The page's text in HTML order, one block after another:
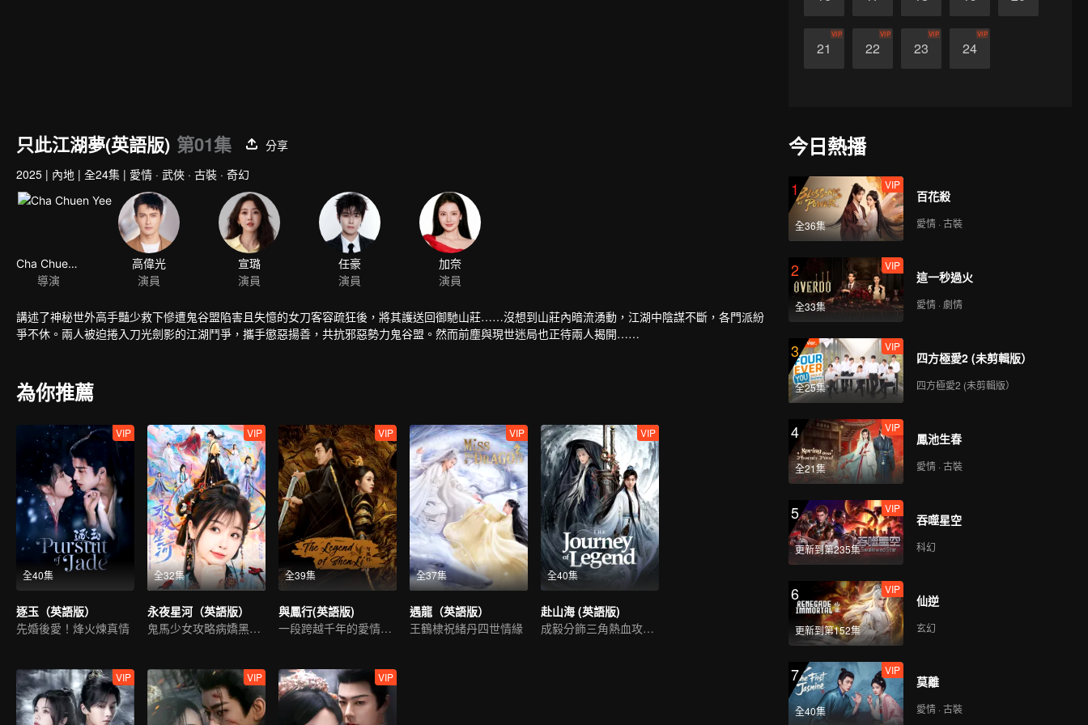
21
VIP
22
VIP
23
VIP
24
VIP
只此江湖夢(英語版) 第01集
分享
2025 | 內地 | 全24集 | 愛情 · 武俠 · 古裝 · 奇幻
Cha Chuen Yee
導演
高偉光
演員
宣璐
演員
任豪
演員
加奈
演員
講述了神秘世外高手豔少救下慘遭鬼谷盟陷害且失憶的女刀客容疏狂後，將其護送回御馳山莊……沒想到山莊內暗流湧動，江湖中陰謀不斷，各門派紛
爭不休。兩人被迫捲入刀光劍影的江湖鬥爭，攜手懲惡揚善，共抗邪惡勢力鬼谷盟。然而前塵與現世迷局也正待兩人揭開……
為你推薦
全40集
VIP
逐玉（英語版）
先婚後愛！烽火煉真情
全32集
VIP
永夜星河（英語版）
鬼馬少女攻略病嬌黑蓮花
全39集
VIP
與鳳行(英語版)
一段跨越千年的愛情故事
全37集
VIP
遇龍（英語版）
王鶴棣祝緒丹四世情緣
全40集
VIP
赴山海 (英語版)
成毅分飾三角熱血攻略江湖
VIP VIP VIP
今日熱播
1
全36集
VIP
百花殺
愛情 · 古裝
2
全33集
VIP
這一秒過火
愛情 · 劇情
3
全25集
VIP
四方極愛2 (未剪輯版）
四方極愛2 (未剪輯版）
4
全21集
VIP
鳳池生春
愛情 · 古裝
5
更新到第235集
VIP
吞噬星空
科幻
6
更新到第152集
VIP
仙逆
玄幻
7
全40集
VIP
莫離
愛情 · 古裝